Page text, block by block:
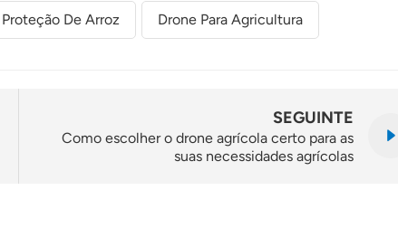
De Arroz Drone Para Agricultura
SEGUINTE
Como escolher o drone agrícola certo para as
suas necessidades agrícolas